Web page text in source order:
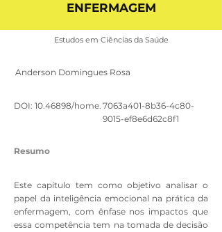
ENFERMAGEM
Estudos em Ciências da Saúde
Anderson Domingues Rosa
DOI: 10.46898/home. 7063a401-8b36-4c80-
9015-ef8e6d62c8f1
Resumo
Este capítulo tem como objetivo analisar o
papel da inteligência emocional na prática da
enfermagem, com ênfase nos impactos que
essa competência tem na tomada de decisão